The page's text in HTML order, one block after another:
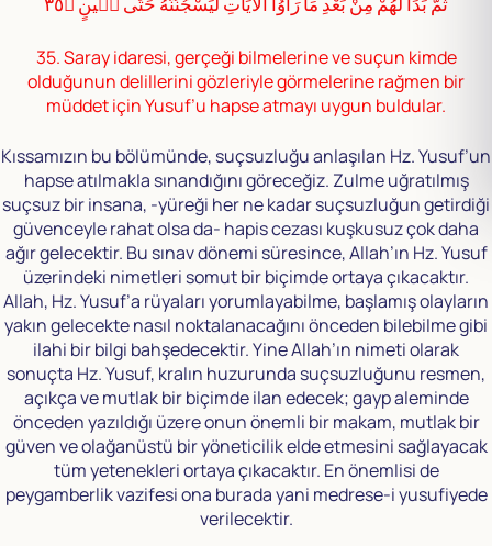
35. Saray idaresi, gerçeği bilmelerine ve suçun kimde
olduğunun delillerini gözleriyle görmelerine rağmen bir
müddet için Yusuf’u hapse atmayı uygun buldular.
Kıssamızın bu bölümünde, suçsuzluğu anlaşılan Hz. Yusuf’un
hapse atılmakla sınandığını göreceğiz. Zulme uğratılmış
suçsuz bir insana, -yüreği her ne kadar suçsuzluğun getirdiği
güvenceyle rahat olsa da- hapis cezası kuşkusuz çok daha
ağır gelecektir. Bu sınav dönemi süresince, Allah’ın Hz. Yusuf
üzerindeki nimetleri somut bir biçimde ortaya çıkacaktır.
Allah, Hz. Yusuf’a rüyaları yorumlayabilme, başlamış olayların
yakın gelecekte nasıl noktalanacağını önceden bilebilme gibi
ilahi bir bilgi bahşedecektir. Yine Allah’ın nimeti olarak
sonuçta Hz. Yusuf, kralın huzurunda suçsuzluğunu resmen,
açıkça ve mutlak bir biçimde ilan edecek; gayp aleminde
önceden yazıldığı üzere onun önemli bir makam, mutlak bir
güven ve olağanüstü bir yöneticilik elde etmesini sağlayacak
tüm yetenekleri ortaya çıkacaktır. En önemlisi de
peygamberlik vazifesi ona burada yani medrese-i yusufiyede
verilecektir.